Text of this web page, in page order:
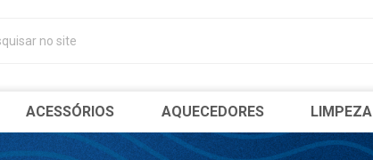
ACESSÓRIOS AQUECEDORES LIMPEZA